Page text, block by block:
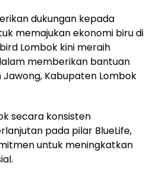
dukungan kepada
memajukan ekonomi biru di
Lombok kini meraih
memberikan bantuan
Jawong, Kabupaten Lombok
secara konsisten
pada pilar BlueLife,
untuk meningkatkan